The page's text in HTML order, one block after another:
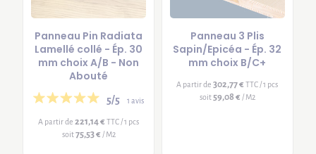
Panneau Pin Radiata
Lamellé collé - Ép. 30
mm choix A/B - Non
Abouté
5/5 1 avis
A partir de221,14 € TTC / 1 pcs
soit75,53 € / M2
Panneau 3 Plis
Sapin/Epicéa - Ép. 32
mm choix B/C+
A partir de302,77 € TTC / 1 pcs
soit 59,08 € / M2